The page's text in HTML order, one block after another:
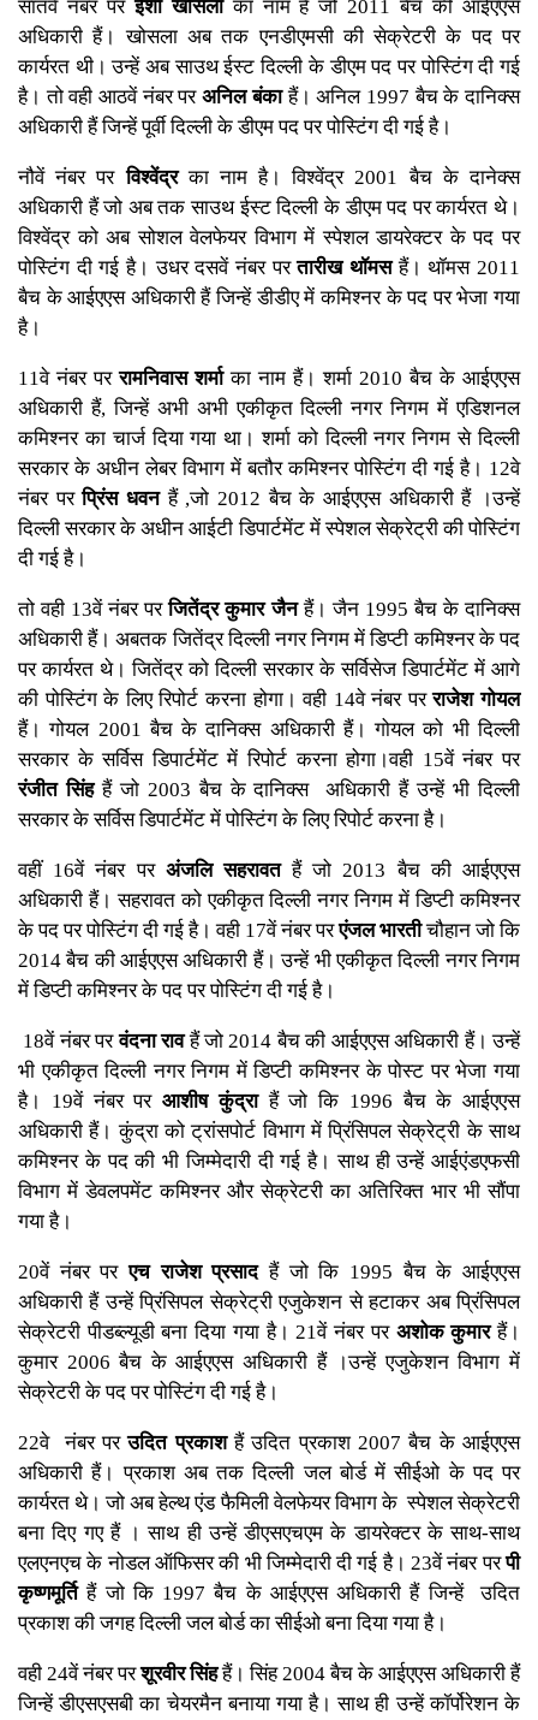
सातवें नंबर परईशा खोसलाका नाम है जो 2011 बैच की आईएएस
अधिकारी हैं। खोसला अब तक एनडीएमसी की सेक्रेटरी के पद पर
कार्यरत थी। उन्हें अब साउथ ईस्ट दिल्ली के डीएम पद पर पोस्टिंग दी गई
है। तो वही आठवें नंबर परअनिल बंकाहैं। अनिल 1997 बैच के दानिक्स
अधिकारी हैं जिन्हें पूर्वी दिल्ली के डीएम पद पर पोस्टिंग दी गई है।
नौवें नंबर परविश्वेंद्रका नाम है। विश्वेंद्र 2001 बैच के दानेक्स
अधिकारी हैं जो अब तक साउथ ईस्ट दिल्ली के डीएम पद पर कार्यरत थे।
विश्वेंद्र को अब सोशल वेलफेयर विभाग में स्पेशल डायरेक्टर के पद पर
पोस्टिंग दी गई है। उधर दसवें नंबर परतारीख थॉमसहैं। थॉमस 2011
बैच के आईएएस अधिकारी हैं जिन्हें डीडीए में कमिश्नर के पद पर भेजा गया
है।
11वे नंबर पररामनिवास शर्माका नाम हैं। शर्मा 2010 बैच के आईएएस
अधिकारी हैं, जिन्हें अभी अभी एकीकृत दिल्ली नगर निगम में एडिशनल
कमिश्नर का चार्ज दिया गया था। शर्मा को दिल्ली नगर निगम से दिल्ली
सरकार के अधीन लेबर विभाग में बतौर कमिश्नर पोस्टिंग दी गई है। 12वे
नंबर परप्रिंस धवनहैं ,जो 2012 बैच के आईएएस अधिकारी हैं ।उन्हें
दिल्ली सरकार के अधीन आईटी डिपार्टमेंट में स्पेशल सेक्रेट्री की पोस्टिंग
दी गई है।
तो वही 13वें नंबर परजितेंद्र कुमार जैनहैं। जैन 1995 बैच के दानिक्स
अधिकारी हैं। अबतक जितेंद्र दिल्ली नगर निगम में डिप्टी कमिश्नर के पद
पर कार्यरत थे। जितेंद्र को दिल्ली सरकार के सर्विसेज डिपार्टमेंट में आगे
की पोस्टिंग के लिए रिपोर्ट करना होगा। वही 14वे नंबर परराजेश गोयल
हैं। गोयल 2001 बैच के दानिक्स अधिकारी हैं। गोयल को भी दिल्ली
सरकार के सर्विस डिपार्टमेंट में रिपोर्ट करना होगा।वही 15वें नंबर पर
रंजीत सिंहहैं जो 2003 बैच के दानिक्स अधिकारी हैं उन्हें भी दिल्ली
सरकार के सर्विस डिपार्टमेंट में पोस्टिंग के लिए रिपोर्ट करना है।
वहीं 16वें नंबर पर अंजलि सहरावतहैं जो 2013 बैच की आईएएस
अधिकारी हैं। सहरावत को एकीकृत दिल्ली नगर निगम में डिप्टी कमिश्नर
के पद पर पोस्टिंग दी गई है। वही 17वें नंबर परएंजल भारतीचौहान जो कि
2014 बैच की आईएएस अधिकारी हैं। उन्हें भी एकीकृत दिल्ली नगर निगम
में डिप्टी कमिश्नर के पद पर पोस्टिंग दी गई है।
18वें नंबर परवंदना रावहैं जो 2014 बैच की आईएएस अधिकारी हैं। उन्हें
भी एकीकृत दिल्ली नगर निगम में डिप्टी कमिश्नर के पोस्ट पर भेजा गया
है। 19वें नंबर पर आशीष कुंद्राहैं जो कि 1996 बैच के आईएएस
अधिकारी हैं। कुंद्रा को ट्रांसपोर्ट विभाग में प्रिंसिपल सेक्रेट्री के साथ
कमिश्नर के पद की भी जिम्मेदारी दी गई है। साथ ही उन्हें आईएंडएफसी
विभाग में डेवलपमेंट कमिश्नर और सेक्रेटरी का अतिरिक्त भार भी सौंपा
गया है।
20वें नंबर परएच राजेश प्रसादहैं जो कि 1995 बैच के आईएएस
अधिकारी हैं उन्हें प्रिंसिपल सेक्रेट्री एजुकेशन से हटाकर अब प्रिंसिपल
सेक्रेटरी पीडब्ल्यूडी बना दिया गया है। 21वें नंबर पर अशोक कुमारहैं।
कुमार 2006 बैच के आईएएस अधिकारी हैं ।उन्हें एजुकेशन विभाग में
सेक्रेटरी के पद पर पोस्टिंग दी गई है।
22वे नंबर परउदित प्रकाशहैं उदित प्रकाश 2007 बैच के आईएएस
अधिकारी हैं। प्रकाश अब तक दिल्ली जल बोर्ड में सीईओ के पद पर
कार्यरत थे। जो अब हेल्थ एंड फैमिली वेलफेयर विभाग के स्पेशल सेक्रेटरी
बना दिए गए हैं । साथ ही उन्हें डीएसएचएम के डायरेक्टर के साथ-साथ
एलएनएच के नोडल ऑफिसर की भी जिम्मेदारी दी गई है। 23वें नंबर परपी
कृष्णमूर्तिहैं जो कि 1997 बैच के आईएएस अधिकारी हैं जिन्हें उदित
प्रकाश की जगह दिल्ली जल बोर्ड का सीईओ बना दिया गया है।
वही 24वें नंबर परशूरवीर सिंहहैं। सिंह 2004 बैच के आईएएस अधिकारी हैं
जिन्हें डीएसएसबी का चेयरमैन बनाया गया है। साथ ही उन्हें कॉर्पोरेशन के